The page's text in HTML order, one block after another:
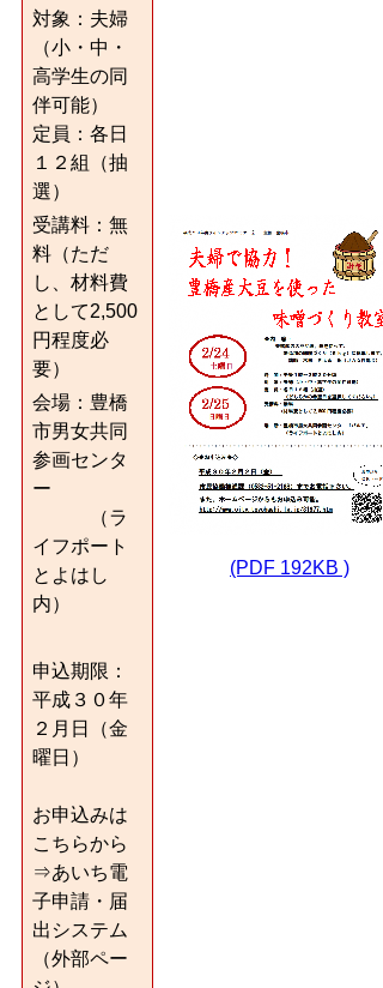
対象：夫婦
（小・中・
高学生の同
伴可能）
定員：各日
１２組（抽
選）
受講料：無
料（ただ
し、材料費
として2,500
円程度必
要）
会場：豊橋
市男女共同
参画センタ
ー
（ラ
イフポート
とよはし
内）
申込期限：
平成３０年
２月日（金
曜日）
お申込みは
こちらから
⇒あいち電
子申請・届
出システム
（外部ペー
(PDF 192KB )